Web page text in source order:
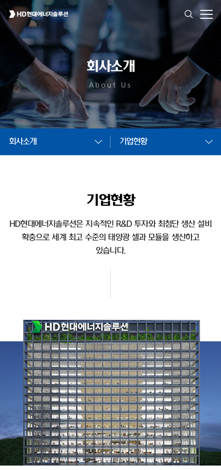
회사소개
About Us
회사소개 기업현황
기업현황
HD현대에너지솔루션은 지속적인 R&D 투자와 최첨단 생산 설비
확충으로 세계 최고 수준의 태양광 셀과 모듈을 생산하고
있습니다.